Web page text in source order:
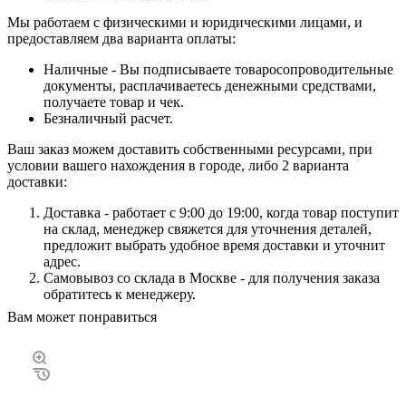
Мы работаем с физическими и юридическими лицами, и
предоставляем два варианта оплаты:
Наличные - Вы подписываете товаросопроводительные
документы, расплачиваетесь денежными средствами,
получаете товар и чек.
Безналичный расчет.
Ваш заказ можем доставить собственными ресурсами, при
условии вашего нахождения в городе, либо 2 варианта
доставки:
Доставка - работает с 9:00 до 19:00, когда товар поступит
на склад, менеджер свяжется для уточнения деталей,
предложит выбрать удобное время доставки и уточнит
адрес.
Самовывоз со склада в Москве - для получения заказа
обратитесь к менеджеру.
Вам может понравиться